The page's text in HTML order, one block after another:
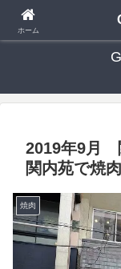
日々の食べ歩き・たま
2019年9月
関内苑で焼
焼肉
ホーム